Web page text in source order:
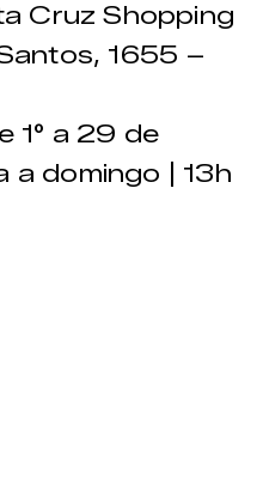
Cruz Shopping
1655 –
1° a 29 de
a domingo | 13h